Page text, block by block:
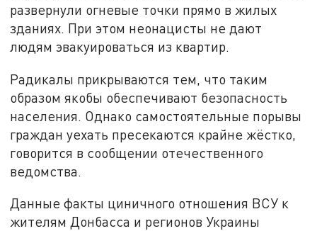
развернули огневые точки прямо в жилых
зданиях. При этом неонацисты не дают
людям эвакуироваться из квартир.
Радикалы прикрываются тем, что таким
образом якобы обеспечивают безопасность
населения. Однако самостоятельные порывы
граждан уехать пресекаются крайне жёстко,
говорится в сообщении отечественного
ведомства.
Данные факты циничного отношения ВСУ к
жителям Донбасса и регионов Украины